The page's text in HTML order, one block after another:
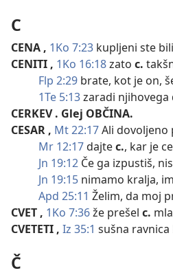
C
CENA , 1Ko 7:23 kupljeni ste
CENITI , 1Ko 16:18zato c.
Flp 2:29 brate, kot je on,
1Te 5:13zaradi njihovega
CERKEV . Glej OBČINA.
CESAR , Mt 22:17Ali dovoljeno
Mr 12:17dajtec., kar je
Jn 19:12 Če ga izpustiš,
Jn 19:15 nimamo kralja,
Apd 25:11 Želim, da moj
CVET , 1Ko 7:36že prešel c.
CVETETI , Iz 35:1 sušna ravnica
Č